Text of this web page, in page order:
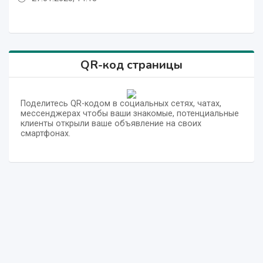
QR-код страницы
Поделитесь QR-кодом в социальных сетях, чатах,
мессенджерах чтобы ваши знакомые, потенциальные
клиенты открыли ваше объявление на своих
смартфонах.